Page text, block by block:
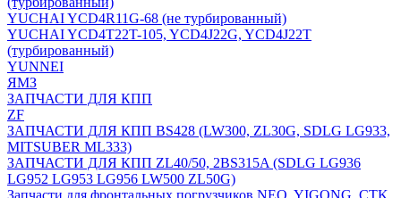
YUCHAI YCD4R11G-68 (не турбированный)
YUCHAI YCD4T22T-105, YCD4J22G, YCD4J22T
(турбированный)
YUNNEI
ЯМЗ
ЗАПЧАСТИ ДЛЯ КПП
ZF
ЗАПЧАСТИ ДЛЯ КПП BS428 (LW300, ZL30G, SDLG LG933,
MITSUBER ML333)
ЗАПЧАСТИ ДЛЯ КПП ZL40/50, 2BS315A (SDLG LG936
LG952 LG953 LG956 LW500 ZL50G)
Запчасти для фронтальных погрузчиков NEO, YIGONG, CTK,